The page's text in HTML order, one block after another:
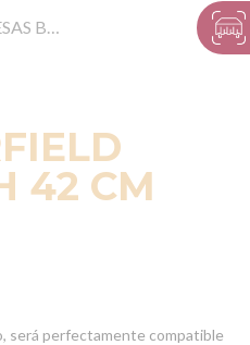
ALQUILER DE MESAS BAJAS
42 CM
será perfectamente compatible